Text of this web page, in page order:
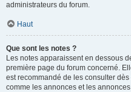
administrateurs du forum.
Haut
Que sont les notes ?
Les notes apparaissent en dessous
première page du forum concerné.
est recommandé de les consulter
comme les annonces et les